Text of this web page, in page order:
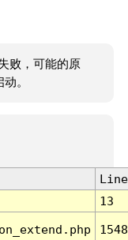
败，可能的原
。
Line
13
1548